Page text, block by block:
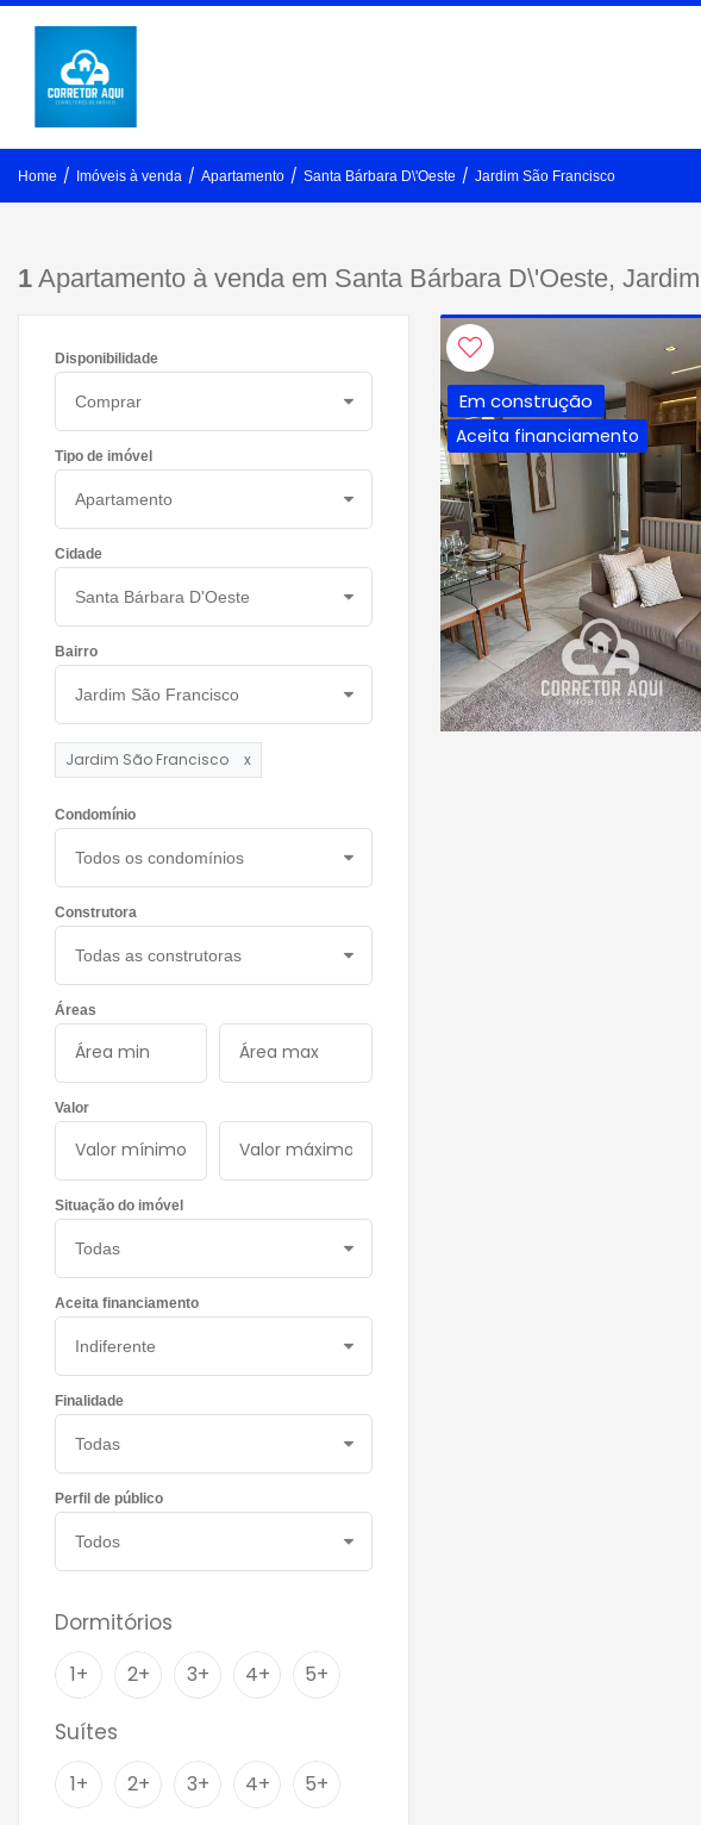
Home / Imóveis à venda / Apartamento / Santa Bárbara D\'Oeste / Jardim São Francisco
1 Apartamento à venda em Santa Bárbara D\'Oeste,
Disponibilidade
Tipo de imóvel
Cidade
Bairro
Jardim São Francisco x
Condomínio
Construtora
Áreas
Valor
Situação do imóvel
Aceita financiamento
Finalidade
Perfil de público
Dormitórios
1+ 2+ 3+ 4+ 5+
Suítes
1+ 2+ 3+ 4+ 5+
Em construção
Aceita financiamento